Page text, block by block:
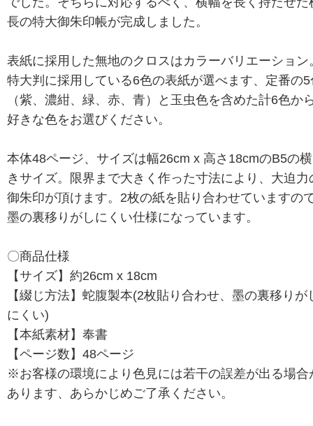
長の特大御朱印帳が完成しました。
表紙に採用した無地のクロスはカラーバリエーション
特大判に採用している6色の表紙が選べます、定番の5
（紫、濃紺、緑、赤、青）と玉虫色を含めた計6色か
好きな色をお選びください。
本体48ページ、サイズは幅26cm x 高さ18cmのB5の
きサイズ。限界まで大きく作った寸法により、大迫力
御朱印が頂けます。2枚の紙を貼り合わせていますの
墨の裏移りがしにくい仕様になっています。
〇商品仕様
【サイズ】約26cm x 18cm
【綴じ方法】蛇腹製本(2枚貼り合わせ、墨の裏移りが
にくい)
【本紙素材】奉書
【ページ数】48ページ
※お客様の環境により色見には若干の誤差が出る場合
あります、あらかじめご了承ください。